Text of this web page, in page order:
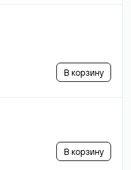
В корзину
В корзину